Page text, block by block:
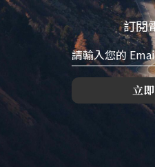
訂閱
立